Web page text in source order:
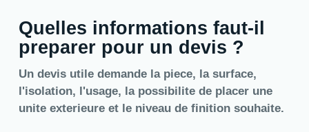
Quelles informations faut-il
preparer pour un devis ?
Un devis utile demande la piece, la surface,
l'isolation, l'usage, la possibilite de placer une
unite exterieure et le niveau de finition souhaite.